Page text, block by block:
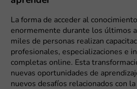
La forma de acceder al
enormemente durante los últimos
miles de personas realizan
profesionales, especializaciones e
completas online. Esta
nuevas oportunidades de
nuevos desafíos relacionados con